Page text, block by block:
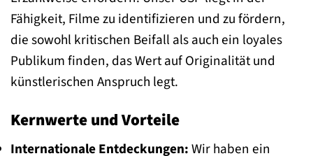
Fähigkeit, Filme zu identifizieren und zu fördern,
die sowohl kritischen Beifall als auch ein loyales
Publikum finden, das Wert auf Originalität und
künstlerischen Anspruch legt.
Kernwerte und Vorteile
Internationale Entdeckungen:Wir haben ein